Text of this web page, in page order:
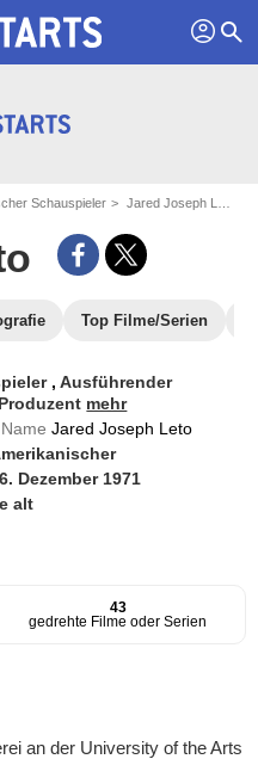
profil search
Schauspieler Jared Joseph Leto - aka : Jared Leto
Top Filme/Serien
,Ausführender
Produzent mehr
NameJared Joseph Leto
Dezember 1971
alt
43
gedrehte Filme oder Serien
an der University of the Arts